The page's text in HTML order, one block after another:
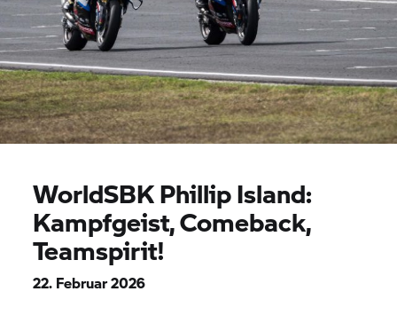
WorldSBK Phillip Island:
Kampfgeist, Comeback,
Teamspirit!
22. Februar 2026